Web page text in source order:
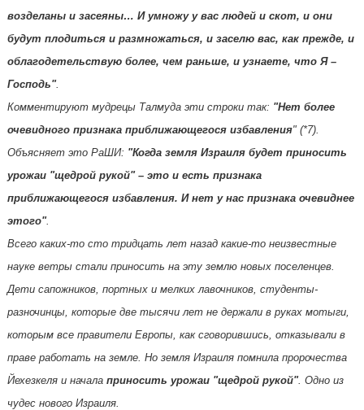
возделаны и засеяны… И yмножy у вас людей и скот, и они
бyдyт плодиться и размножаться, и заселю вас, как прежде, и
облагодетельствyю более, чем раньше, и yзнаете, что Я –
Господь".
Комментируют мудрецы Талмуда эти строки так: "Нет более
очевидного признака приближающегося избавления" (*7).
Объясняет это РаШИ: "Когда земля Израиля будет приносить
урожаи "щедрой рукой" – это и есть признака
приближающегося избавления. И нет у нас признака очевиднее
этого".
Всего каких-то сто тридцать лет назад какие-то неизвестные
науке ветры стали приносить на эту землю новых поселенцев.
Дети сапожников, портных и мелких лавочников, студенты-
разночинцы, которые две тысячи лет не держали в руках мотыги,
которым все правители Европы, как сговорившись, отказывали в
праве работать на земле. Но земля Израиля помнила пророчества
Йехезкеля и началаприносить урожаи "щедрой рукой". Одно из
чудес нового Израиля.